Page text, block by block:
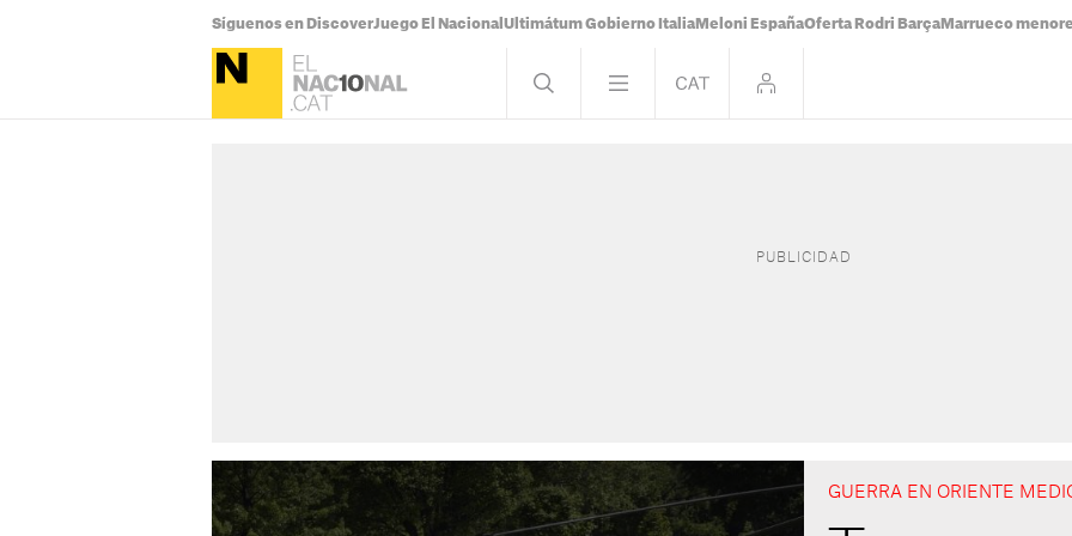
Síguenos en DiscoverJuego El Nacional Ultimátum Gobierno Italia Meloni EspañaOferta Rodri Barça Marrueco
GUERRA EN ORIENTE